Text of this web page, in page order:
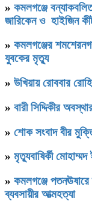
» কমলগঞ্জে
জারিকেন ও হাইজিন
» কমলগঞ্জের
যুবকের মৃত্যু
» উখিয়ায় রোববার
» বারী সিদ্দিকীর
» শোক সংবাদ বীর
» মৃত্যুবাষির্কী
» কমলগঞ্জে পতনঊষারে
ব্যবসায়ীর আত্মহত্যা